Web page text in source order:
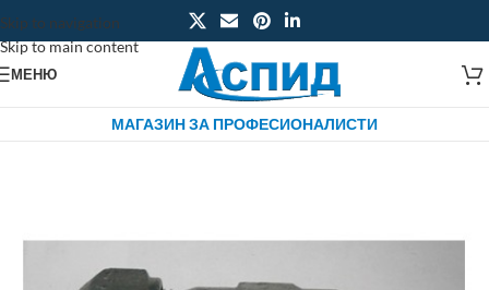
Skip to navigation
Skip to main content
МЕНЮ
МАГАЗИН ЗА ПРОФЕСИОНАЛИСТИ